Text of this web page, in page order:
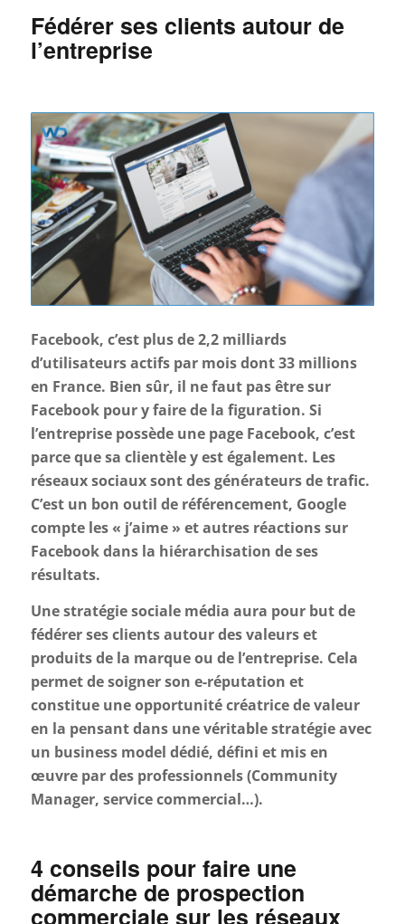
Fédérer ses clients autour de
l’entreprise
Facebook, c’est plus de 2,2 milliards
d’utilisateurs actifs par mois dont 33 millions
en France. Bien sûr, il ne faut pas être sur
Facebook pour y faire de la figuration. Si
l’entreprise possède une page Facebook, c’est
parce que sa clientèle y est également. Les
réseaux sociaux sont des générateurs de trafic.
C’est un bon outil de référencement, Google
compte les « j’aime » et autres réactions sur
Facebook dans la hiérarchisation de ses
résultats.
Une stratégie sociale média aura pour but de
fédérer ses clients autour des valeurs et
produits de la marque ou de l’entreprise. Cela
permet de soigner son e-réputation et
constitue une opportunité créatrice de valeur
en la pensant dans une véritable stratégie avec
un business model dédié, défini et mis en
œuvre par des professionnels (Community
Manager, service commercial…).
4 conseils pour faire une
démarche de prospection
commerciale sur les réseaux